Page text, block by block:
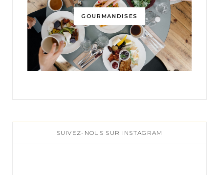
GOURMANDISES
SUIVEZ-NOUS SUR INSTAGRAM